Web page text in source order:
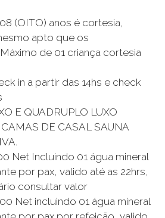
(OITO) anos é cortesia,
apto que os
de 01 criança cortesia
in a partir das 14hs e check
E QUADRUPLO LUXO
DE CASAL SAUNA
Net Incluindo 01 água mineral
por pax, valido até as 22hrs,
consultar valor
Net incluindo 01 água mineral